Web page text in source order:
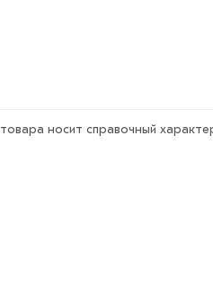
носит справочный